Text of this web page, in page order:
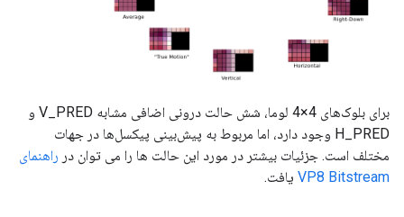
برای بلوک‌های 4×4 لوما، شش حالت درونی اضافی مشابه V_PRED و
H_PRED وجود دارد، اما مربوط به پیش‌بینی پیکسل‌ها در جهات
مختلف است. جزئیات بیشتر در مورد این حالت ها را می توان در راهنمای
VP8 Bitstream یافت.